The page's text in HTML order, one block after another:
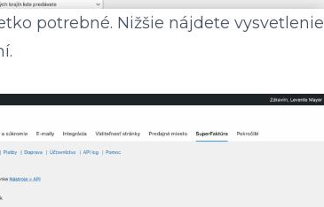
potrebné. Nižšie nájdete vysvetlenie